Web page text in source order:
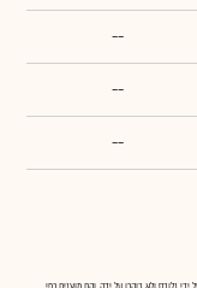
--
--
--